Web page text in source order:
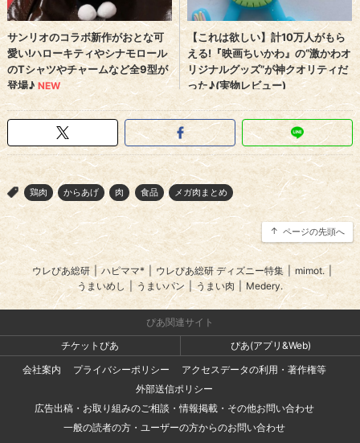
> 鶏肉 からあげ 肉 食品 メガ肉まとめ
ページの先頭へ
ウレぴあ総研 | ハピママ* ウレぴあ総研 ディズニー特集 mimot.
うまいめし
| うまいパン | うまい肉 Medery.
ぴあ関連サイト
チケットぴあ
ぴあ(アプリ&Web)
会社案内
プライバシーポリシー
アクセスデータの利用・著作権等
外部送信ポリシー
広告出稿・お取り組みのご相談・情報掲載・その他お問い合わせ
一般の読者の方・ユーザーの方からのお問い合わせ